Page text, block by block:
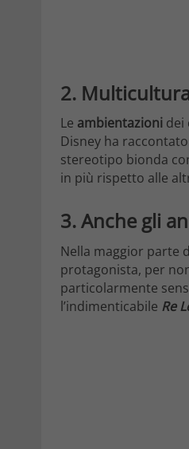
2.
Le ambientazioni dei
Disney ha
stereotipo bionda
in più rispetto alle
3. Anche gli
Nella maggior parte
protagonista, per
particolarmente
l’indimenticabile Re